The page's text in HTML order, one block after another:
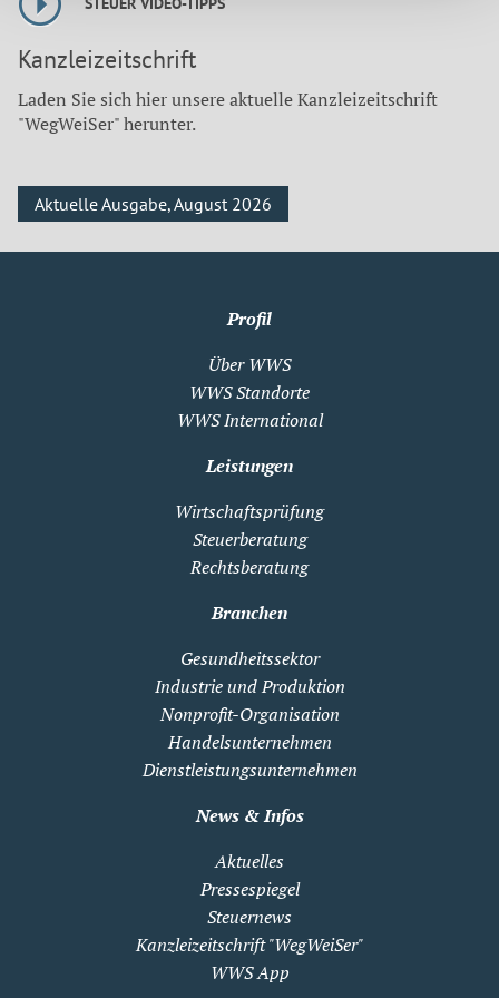
Kanzleizeitschrift
Laden Sie sich hier unsere aktuelle Kanzleizeitschrift
"WegWeiSer" herunter.
Aktuelle Ausgabe, August 2026
Profil
Über WWS
WWS Standorte
WWS International
Leistungen
Wirtschaftsprüfung
Steuerberatung
Rechtsberatung
Branchen
Gesundheitssektor
Industrie und Produktion
Nonprofit-Organisation
Handelsunternehmen
Dienstleistungsunternehmen
News & Infos
Aktuelles
Pressespiegel
Steuernews
Kanzleizeitschrift "WegWeiSer"
WWS App